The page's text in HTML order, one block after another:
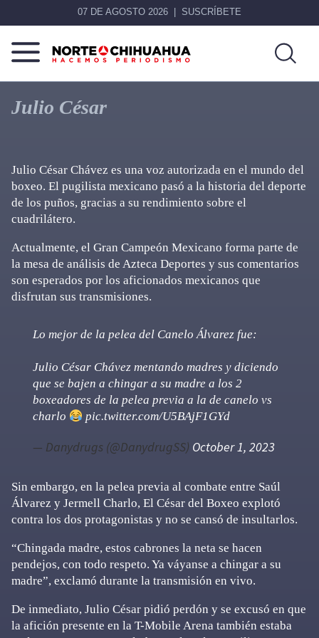
07 DE AGOSTO 2026 SUSCRÍBETE
Norte
De
Chihuahua
Más
que
noticias,
Julio César
Julio César Chávez es una voz autorizada en el mundo del
boxeo. El pugilista mexicano pasó a la historia del deporte
de los puños, gracias a su rendimiento sobre el
cuadrilátero.
Actualmente, el Gran Campeón Mexicano forma parte de
la mesa de análisis de Azteca Deportes y sus comentarios
son esperados por los aficionados mexicanos que
disfrutan sus transmisiones.
Lo mejor de la pelea del Canelo Álvarez fue:
Julio César Chávez mentando madres y diciendo
que se bajen a chingar a su madre a los 2
boxeadores de la pelea previa a la de canelo vs
charlo
pic.twitter.com/U5BAjF1GYd
— Danydrugs (@DanydrugSS) October 1, 2023
Sin embargo, en la pelea previa al combate entre Saúl
Álvarez y Jermell Charlo, El César del Boxeo explotó
contra los dos protagonistas y no se cansó de insultarlos.
“Chingada madre, estos cabrones la neta se hacen
pendejos, con todo respeto. Ya váyanse a chingar a su
madre”, exclamó durante la transmisión en vivo.
De inmediato, Julio César pidió perdón y se excusó en que
la afición presente en la T-Mobile Arena también estaba